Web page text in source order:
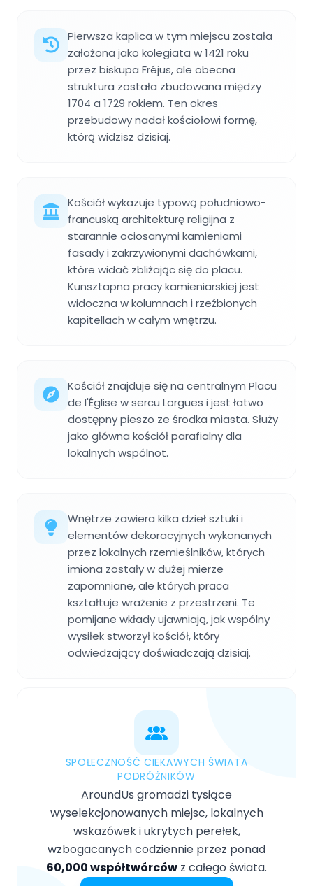
Pierwsza kaplica w tym miejscu została
założona jako kolegiata w 1421 roku
przez biskupa Fréjus, ale obecna
struktura została zbudowana między
1704 a 1729 rokiem. Ten okres
przebudowy nadał kościołowi formę,
którą widzisz dzisiaj.
Kościół wykazuje typową południowo-
francuską architekturę religijna z
starannie ociosanymi kamieniami
fasady i zakrzywionymi dachówkami,
które widać zbliżając się do placu.
Kunsztapna pracy kamieniarskiej jest
widoczna w kolumnach i rzeźbionych
kapitellach w całym wnętrzu.
Kościół znajduje się na centralnym Placu
de l'Église w sercu Lorgues i jest łatwo
dostępny pieszo ze środka miasta. Służy
jako główna kościół parafialny dla
lokalnych wspólnot.
Wnętrze zawiera kilka dzieł sztuki i
elementów dekoracyjnych wykonanych
przez lokalnych rzemieślników, których
imiona zostały w dużej mierze
zapomniane, ale których praca
kształtuje wrażenie z przestrzeni. Te
pomijane wkłady ujawniają, jak wspólny
wysiłek stworzył kościół, który
odwiedzający doświadczają dzisiaj.
SPOŁECZNOŚĆ CIEKAWYCH ŚWIATA
PODRÓŻNIKÓW
AroundUs gromadzi tysiące
wyselekcjonowanych miejsc, lokalnych
wskazówek i ukrytych perełek,
wzbogacanych codziennie przez ponad
60,000 współtwórców z całego świata.